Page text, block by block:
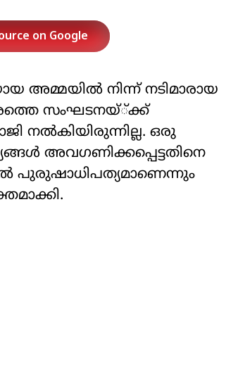
on Google
അമ്മയില്‍ നിന്ന് നടിമാരായ
സംഘടനയ്്ക്ക്
നല്‍കിയിരുന്നില്ല. ഒരു
അവഗണിക്കപ്പെട്ടതിനെ
പുരുഷാധിപത്യമാണെന്നും